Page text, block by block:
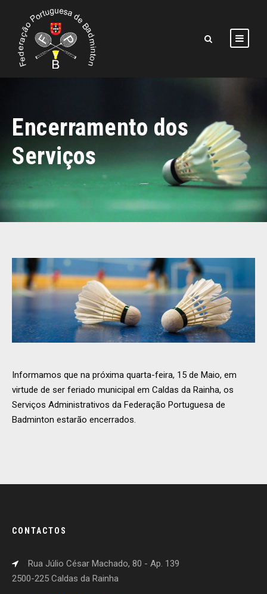
Encerramento dos
Serviços
Informamos que na próxima quarta-feira, 15 de Maio, em
virtude de ser feriado municipal em Caldas da Rainha, os
Serviços Administrativos da Federação Portuguesa de
Badminton estarão encerrados.
CONTACTOS
Rua Júlio César Machado, 80 - Ap. 139
2500-225 Caldas da Rainha